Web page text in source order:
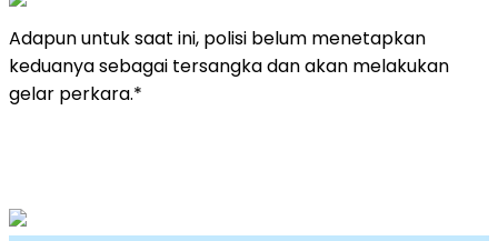
Adapun untuk saat ini, polisi belum menetapkan
keduanya sebagai tersangka dan akan melakukan
gelar perkara.*